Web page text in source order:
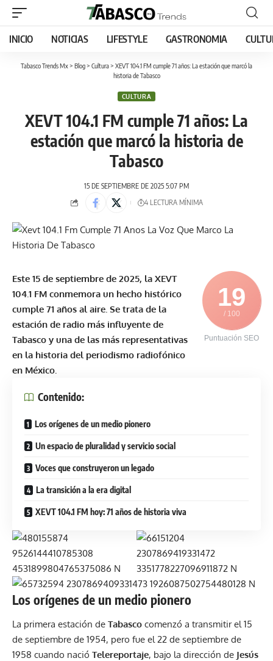
INICIO NOTICIAS LIFESTYLE GASTRONOMIA
Tabasco Trends Mx> Blog> Cultura> XEVT 104.1 FM cumple 71 años: La estación que marcó la
historia de Tabasco
CULTURA
XEVT 104.1 FM cumple 71 años: La
estación que marcó la historia de
Tabasco
15 DE SEPTIEMBRE DE 2025 5:07 PM
4 LECTURA MÍNIMA
19
/ 100
Puntuación SEO
Este 15 de septiembre de 2025, la XEVT
104.1 FM conmemora un hecho histórico
cumple 71 años al aire. Se trata de la
estación de radio más influyente de
Tabasco y una de las más representativas
en la historia del periodismo radiofónico
en México.
Contenido:
Los orígenes de un medio pionero
Un espacio de pluralidad y servicio social
Voces que construyeron un legado
La transición a la era digital
XEVT 104.1 FM hoy: 71 años de historia viva
Los orígenes de un medio pionero
La primera estación de Tabasco comenzó a transmitir el 15
de septiembre de 1954, pero fue el 22 de septiembre de
1958 cuando nació Telereportaje, bajo la dirección de Jesús